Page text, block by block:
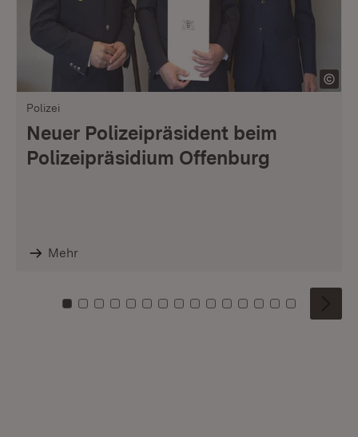
Polizei
Neuer Polizeipräsident beim
Polizeipräsidium Offenburg
Mehr
Zu Kachel: 0
Zu Kachel: 1
Zu Kachel: 2
Zu Kachel: 3
Zu Kachel: 4
Zu Kachel: 5
Zu Kachel: 6
Zu Kachel: 7
Zu Kachel: 8
Zu Kachel: 9
Zu Kachel: 10
Zu Kachel: 11
Zu Kachel: 12
Zu Kachel:
Zu